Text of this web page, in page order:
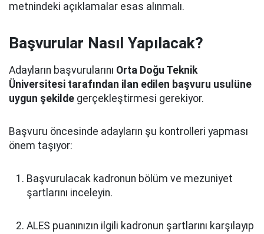
metnindeki açıklamalar esas alınmalı.
Başvurular Nasıl Yapılacak?
Adayların başvurularını Orta Doğu Teknik
Üniversitesi tarafından ilan edilen başvuru usulüne
uygun şekilde gerçekleştirmesi gerekiyor.
Başvuru öncesinde adayların şu kontrolleri yapması
önem taşıyor:
Başvurulacak kadronun bölüm ve mezuniyet
şartlarını inceleyin.
ALES puanınızın ilgili kadronun şartlarını karşılayıp